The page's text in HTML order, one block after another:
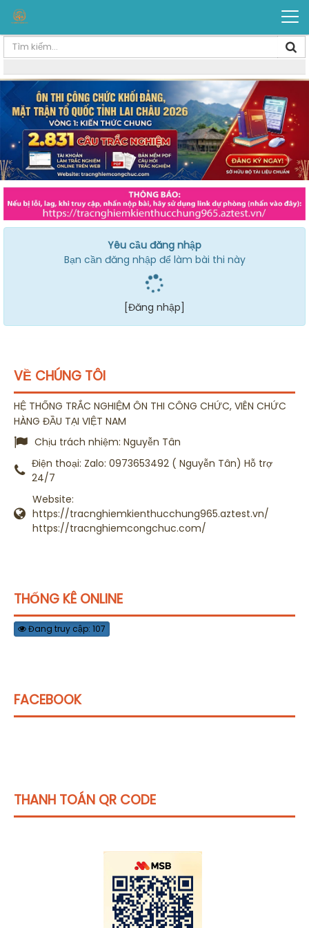
Yêu cầu đăng nhập
Bạn cần đăng nhập để làm bài thi này
[Đăng nhập]
VỀ CHÚNG TÔI
HỆ THỐNG TRẮC NGHIỆM ÔN THI CÔNG CHỨC, VIÊN CHỨC
HÀNG ĐẦU TẠI VIỆT NAM
Chịu trách nhiệm: Nguyễn Tân
Điện thoại: Zalo: 0973653492 ( Nguyễn Tân) Hỗ trợ
24/7
Website:
https://tracnghiemkienthucchung965.aztest.vn/
https://tracnghiemcongchuc.com/
THỐNG KÊ ONLINE
Đang truy cập: 107
FACEBOOK
THANH TOÁN QR CODE